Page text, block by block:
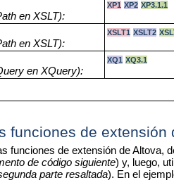
en XSLT):
XP1 XP2 XP3.1.1
en XSLT):
XSLT1 XSLT2
en XQuery):
XQ1 XQ3.1
funciones de extensión
funciones de extensión de Altova,
de código siguiente) y, luego,
parte resaltada). En el